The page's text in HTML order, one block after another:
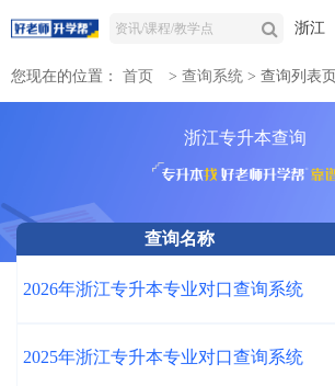
浙江
您现在的位置： 首页 > 查询系统 > 查询列表页
浙江专升本查询
查询名称
2026年浙江专升本专业对口查询系统
2025年浙江专升本专业对口查询系统